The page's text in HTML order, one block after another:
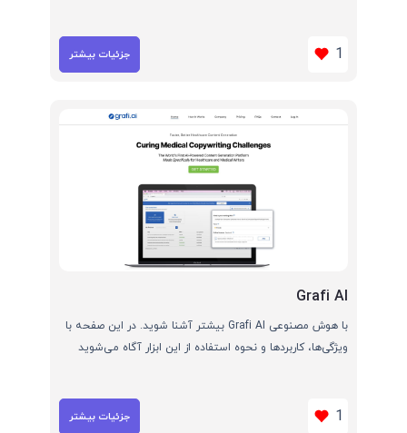
1 جزئیات بیشتر
Grafi AI
با هوش مصنوعی Grafi AI بیشتر آشنا شوید. در این صفحه با
ویژگی‌ها، کاربردها و نحوه استفاده از این ابزار آگاه می‌شوید
1 جزئیات بیشتر